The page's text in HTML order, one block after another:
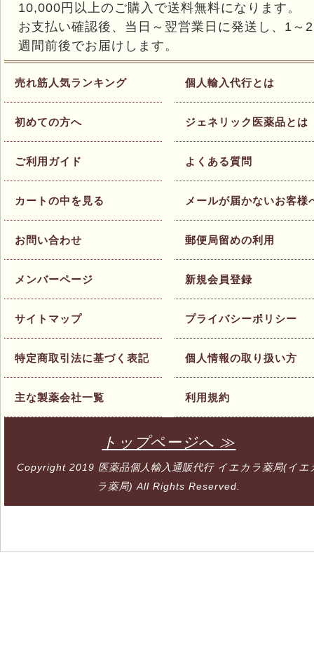
10,000円以上のご購入で送料無料になります。
お支払い確認後、当日～翌営業日に発送し、1～2
週間前後でお届けします。
売れ筋人気ランキング
初めての方へ
ご利用ガイド
カートの中を見る
お問い合わせ
メンバーページ
サイトマップ
特定商取引法に基づく表記
主な製薬会社一覧
個人輸入代行とは
ジェネリック医薬品とは
よくある質問
メールが届かないお客様
郵便局留めの利用
新規会員登録
プライバシーポリシー
個人情報の取り扱い方
利用規約
トップページへ ≫
Copyright 2019 医薬品個人輸入通販代行 イエカラ薬局(イエ
ラ薬局) All Rights Reserved.